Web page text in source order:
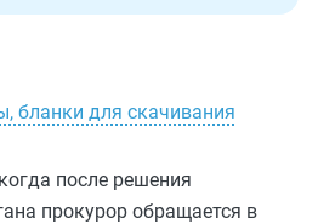
бланки для скачивания
после решения
прокурор обращается в